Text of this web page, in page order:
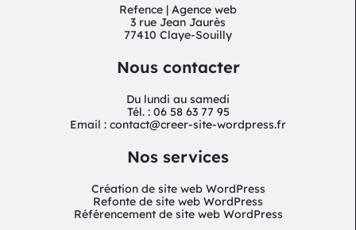
Refence | Agence web
3 rue Jean Jaurès
77410 Claye-Souilly
Nous contacter
Du lundi au samedi
Tél. : 06 58 63 77 95
Email : contact@creer-site-wordpress.fr
Nos services
Création de site web WordPress
Refonte de site web WordPress
Référencement de site web WordPress